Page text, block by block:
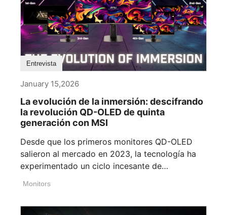
Entrevista
January 15,2026
La evolución de la inmersión: descifrando
la revolución QD-OLED de quinta
generación con MSI
Desde que los primeros monitores QD-OLED
salieron al mercado en 2023, la tecnología ha
experimentado un ciclo incesante de
Monitors